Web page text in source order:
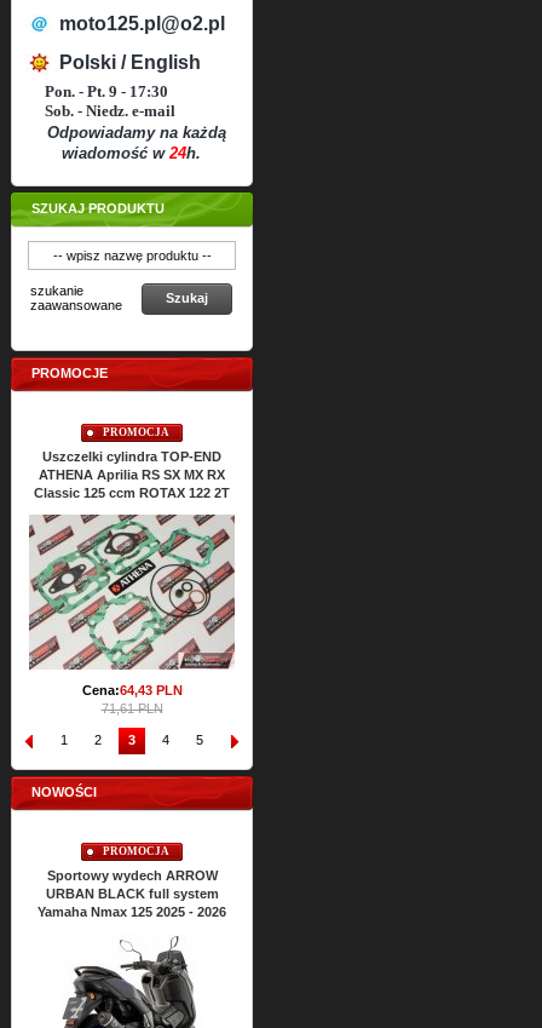
moto125.pl@o2.pl
Polski / English
Pon. - Pt. 9 - 17:30
Sob. - Niedz. e-mail
Odpowiadamy na każdą
wiadomość w24h.
SZUKAJ PRODUKTU
szukanie
zaawansowane
Szukaj
PROMOCJE
PROMOCJA
Uszczelki cylindra TOP-END
ATHENA Aprilia RS SX MX RX
Classic 125 ccm ROTAX 122 2T
Cena:64,43PLN
71,61 PLN
1 2 3 4 5 6
NOWOŚCI
PROMOCJA
Sportowy wydech ARROW
URBAN BLACK full system
Yamaha Nmax 125 2025 - 2026